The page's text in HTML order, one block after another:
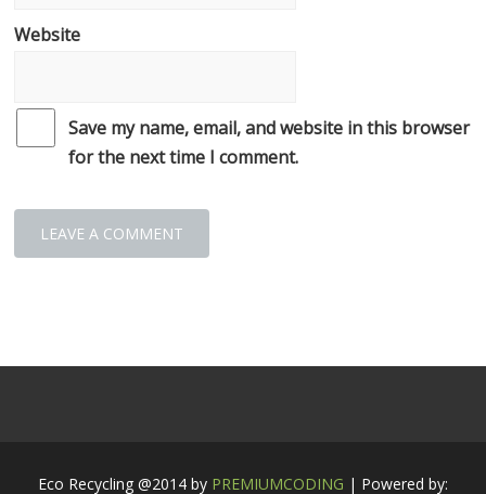
Website
Save my name, email, and website in this browser
for the next time I comment.
Eco Recycling @2014 by PREMIUMCODING | Powered by: